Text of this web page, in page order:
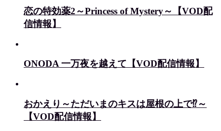
恋の特効薬2～Princess of Mystery～【VOD配
信情報】
ONODA 一万夜を越えて【VOD配信情報】
おかえり～ただいまのキスは屋根の上で⁉～
【VOD配信情報】